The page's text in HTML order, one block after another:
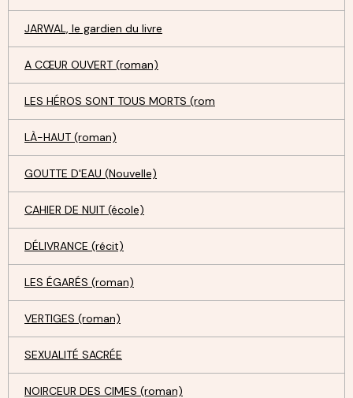
JARWAL, le gardien du livre
A CŒUR OUVERT (roman)
LES HÉROS SONT TOUS MORTS (rom
LÀ-HAUT (roman)
GOUTTE D'EAU (Nouvelle)
CAHIER DE NUIT (école)
DÉLIVRANCE (récit)
LES ÉGARÉS (roman)
VERTIGES (roman)
SEXUALITÉ SACRÉE
NOIRCEUR DES CIMES (roman)